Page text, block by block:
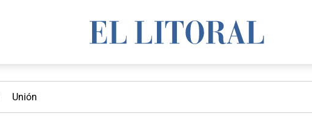
Unión